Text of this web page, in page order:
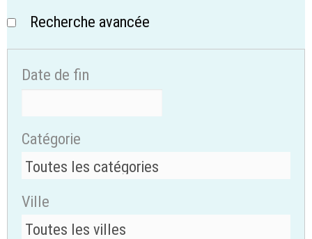
Recherche avancée
Date de fin
Catégorie
Ville